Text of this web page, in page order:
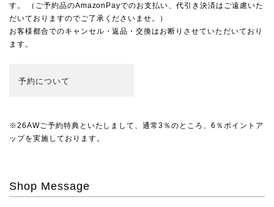
す。 （ご予約品のAmazonPayでのお支払い、代引き決済はご遠慮いた
だいておりますのでご了承くださいませ。）
お客様都合でのキャンセル・返品・交換はお断りさせていただいており
ます。
予約 について
※26AWご予約特典といたしまして、通常3％のところ、6％ポイントア
ップを実施しております。
Shop Message